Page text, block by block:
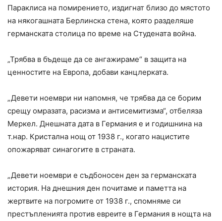
Параклиса на помирението, издигнат близо до мястото
на някогашната Берлинска стена, която разделяше
германската столица по време на Студената война.
„Трябва в бъдеще да се ангажираме“ в защита на
ценностите на Европа, добави канцлерката.
„Девети ноември ни напомня, че трябва да се борим
срещу омразата, расизма и антисемитизма“, отбеляза
Меркел. Днешната дата в Германия е и годишнина на
т.нар. Кристална нощ от 1938 г., когато нацистите
опожаряват синагогите в страната.
„Девети ноември е съдбоносен ден за германската
история. На днешния ден почитаме и паметта на
жертвите на погромите от 1938 г., спомняме си
престъпленията против евреите в Германия в нощта на